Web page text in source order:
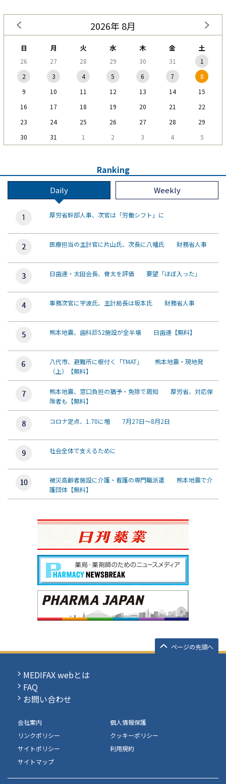
2026年 8月
日 月 火 水 木 金 土
26 27 28 29 30 31
1
2
3 4 5 6 7
8
9
10 11 12 13 14
15
16
17 18 19 20 21
22
23
24 25 26 27 28
29
30
31 1 2 3 4 5
Ranking
Daily Weekly
厚労省幹部人事、次官は「労働シフト」に
医療担当の主計官に片山氏、次長に八幡氏 財務省人事
日歯連・太田会長、骨太を評価 要望「ほぼ入った」
事務次官に宇波氏、主計局長は坂本氏 財務省人事
熊本地震、歯科診52施設が全半壊 日歯連【無料】
八代市、避難所に根付く「TMAT」 熊本地震・現地発
（上）【無料】
熊本地震、窓口負担の猶予・免除で周知 厚労省、対応保
険者も【無料】
コロナ定点、1.70に増 7月27日～8月2日
社会全体で支えるために
被災高齢者施設に介護・看護の専門職派遣 熊本地震で介
護団体【無料】
ページの先頭へ
MEDIFAX webとは
FAQ
お問い合わせ
会社案内
個人情報保護
リンクポリシー
クッキーポリシー
サイトポリシー
利用規約
サイトマップ